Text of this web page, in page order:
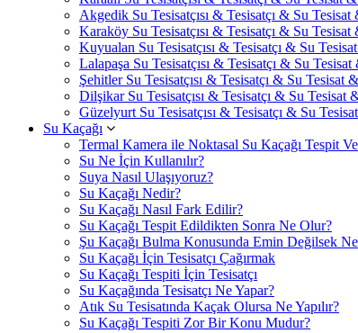
Akgedik Su Tesisatçısı & Tesisatçı & Su Tesisat
Karaköy Su Tesisatçısı & Tesisatçı & Su Tesisat
Kuyualan Su Tesisatçısı & Tesisatçı & Su
Lalapaşa Su Tesisatçısı & Tesisatçı & Su
Şehitler Su Tesisatçısı & Tesisatçı & Su Tesisat
Dilşikar Su Tesisatçısı & Tesisatçı & Su Tesisat
Güzelyurt Su Tesisatçısı & Tesisatçı & Su
Su Kaçağı
Termal Kamera ile Noktasal Su Kaçağı Tespit
Su Ne İçin Kullanılır?
Suya Nasıl Ulaşıyoruz?
Su Kaçağı Nedir?
Su Kaçağı Nasıl Fark Edilir?
Su Kaçağı Tespit Edildikten Sonra Ne Olur?
Şu Kaçağı Bulma Konusunda Emin Değilsek
Su Kaçağı İçin Tesisatçı Çağırmak
Su Kaçağı Tespiti İçin Tesisatçı
Su Kaçağında Tesisatçı Ne Yapar?
Atık Su Tesisatında Kaçak Olursa Ne Yapılır?
Su Kaçağı Tespiti Zor Bir Konu Mudur?